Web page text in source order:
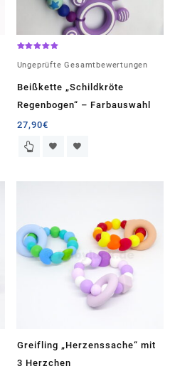
mit
5.00
Ungeprüfte Gesamtbewertungen
Beißkette „Schildkröte
Regenbogen“ – Farbauswahl
27,90€
Greifling „Herzenssache“ mit
3 Herzchen